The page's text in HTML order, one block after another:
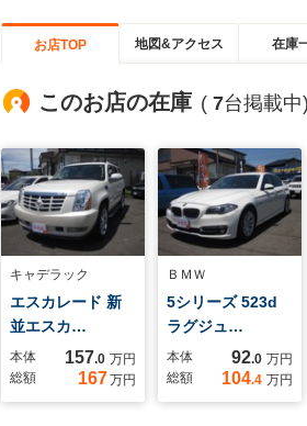
お店TOP 地図&アクセス 在庫
このお店の在庫 ( 7台掲載中)
キャデラック
エスカレード 新
並エスカ…
本体 157.0 万円
総額
167万円
ＢＭＷ
5シリーズ 523d
ラグジュ…
本体 92.0 万円
総額
104.4 万円